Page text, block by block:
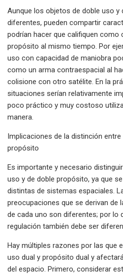
Aunque los objetos de doble uso
diferentes, pueden compartir
podrían hacer que califiquen como
propósito al mismo tiempo. Por
uso con capacidad de maniobra
como un arma contraespacial al
colisione con otro satélite. En la
situaciones serían relativamente
poco práctico y muy costoso
manera.
Implicaciones de la distinción
propósito
Es importante y necesario
uso y de doble propósito, ya que
distintas de sistemas espaciales.
preocupaciones que se derivan de
de cada uno son diferentes; por lo
regulación también debe ser
Hay múltiples razones por las que
uso dual y propósito dual y
del espacio. Primero, considerar